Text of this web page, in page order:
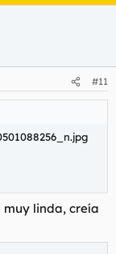
#11
muy linda, creía